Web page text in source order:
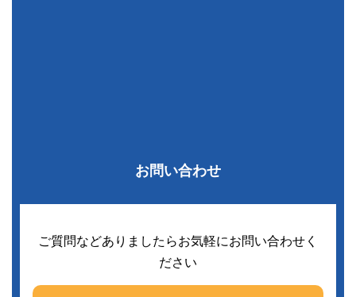
お問い合わせ
ご質問などありましたらお気軽にお問い合わせく
ださい